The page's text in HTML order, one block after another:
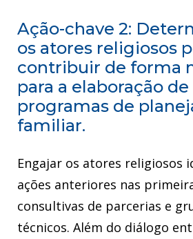
Ação-chave 2:
os atores religiosos
contribuir de forma
para a elaboração
programas de
familiar.
Engajar os atores religiosos
ações anteriores nas
consultivas de parcerias e
técnicos. Além do diálogo